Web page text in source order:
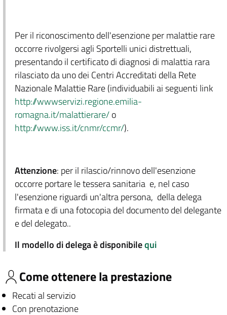
Per il riconoscimento dell'esenzione per malattie rare
occorre rivolgersi agli Sportelli unici distrettuali,
presentando il certificato di diagnosi di malattia rara
rilasciato da uno dei Centri Accreditati della Rete
Nazionale Malattie Rare (individuabili ai seguenti link
http://wwwservizi.regione.emilia-
romagna.it/malattierare/o
http://www.iss.it/cnmr/ccmr/).
Attenzione: per il rilascio/rinnovo dell'esenzione
occorre portare le tessera sanitaria e, nel caso
l'esenzione riguardi un'altra persona, della delega
firmata e di una fotocopia del documento del delegante
e del delegato..
Il modello di delega è disponibilequi
Come ottenere la prestazione
Recati al servizio
Con prenotazione